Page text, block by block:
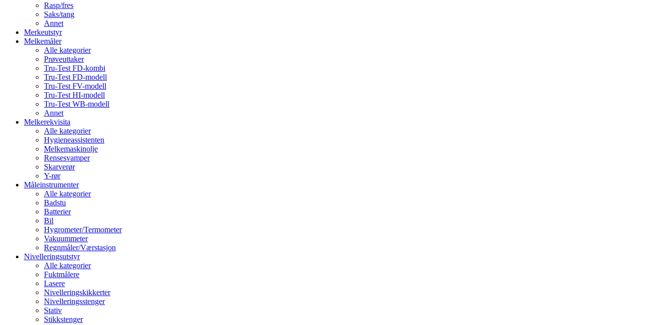
Rasp/fres
Saks/tang
Annet
Merkeutstyr
Melkemåler
Alle kategorier
Prøveuttaker
Tru-Test FD-kombi
Tru-Test FD-modell
Tru-Test FV-modell
Tru-Test HI-modell
Tru-Test WB-modell
Annet
Melkerekvisita
Alle kategorier
Hygieneassistenten
Melkemaskinolje
Rensesvamper
Skarverør
Y-rør
Måleinstrumenter
Alle kategorier
Badstu
Batterier
Bil
Hygrometer/Termometer
Vakuummeter
Regnmåler/Værstasjon
Nivelleringsutstyr
Alle kategorier
Fuktmålere
Lasere
Nivelleringskikkerter
Nivelleringsstenger
Stativ
Stikkstenger